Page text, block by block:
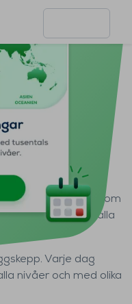
Dagstävlingar
över 20 givar, som
spelare från alla
Varje dag
nivåer och med olika